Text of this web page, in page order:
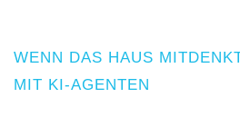
WENN DAS HAUS
MIT KI-AGENTEN